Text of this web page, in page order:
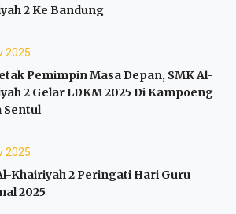
2 Ke Bandung
2025
Pemimpin Masa Depan, SMK Al-
2 Gelar LDKM 2025 Di Kampoeng
Sentul
2025
Khairiyah 2 Peringati Hari Guru
2025